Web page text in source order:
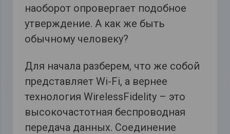
наоборот опровергает подобное
утверждение. А как же быть
обычному человеку?
Для начала разберем, что же собой
представляет Wi-Fi, а вернее
технология WirelessFidelity – это
высокочастотная беспроводная
передача данных. Соединение